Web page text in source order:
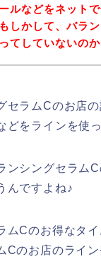
ルなどをネット
しかして、バラ
てしていないのか
セラムCのお店
どをラインを使
ンシングセラム
んですよね♪
ムCのお得なタ
Cのお店のライ